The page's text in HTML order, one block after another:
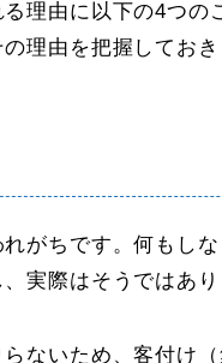
理由に以下の4つ
理由を把握しておき
がちです。何もし
実際はそうではあり
ないため、客付け